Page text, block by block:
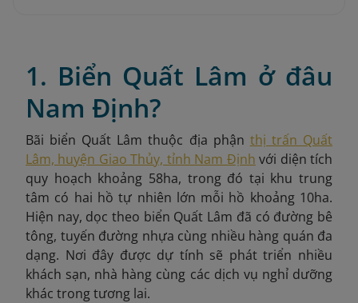
1. Biển Quất Lâm ở đâu
Nam Định?
Bãi biển Quất Lâm thuộc địa phận thị trấn Quất
Lâm, huyện Giao Thủy, tỉnh Nam Định với diện tích
quy hoạch khoảng 58ha, trong đó tại khu trung
tâm có hai hồ tự nhiên lớn mỗi hồ khoảng 10ha.
Hiện nay, dọc theo biển Quất Lâm đã có đường bê
tông, tuyến đường nhựa cùng nhiều hàng quán đa
dạng. Nơi đây được dự tính sẽ phát triển nhiều
khách sạn, nhà hàng cùng các dịch vụ nghỉ dưỡng
khác trong tương lai.